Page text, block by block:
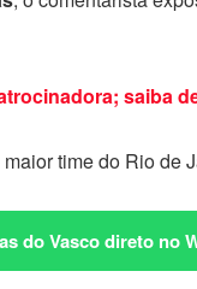
saiba
time do Rio de
do Vasco direto no